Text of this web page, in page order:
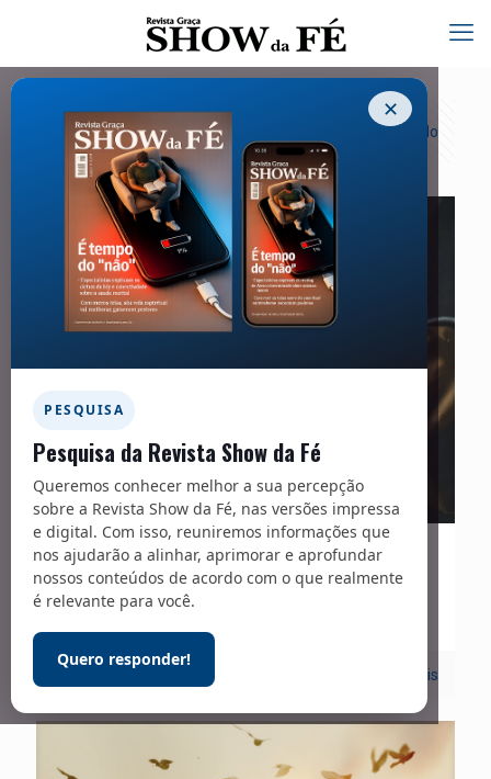
✕
PESQUISA
Pesquisa da Revista Show da Fé
Queremos conhecer melhor a sua percepção
sobre a Revista Show da Fé, nas versões impressa
e digital. Com isso, reuniremos informações que
nos ajudarão a alinhar, aprimorar e aprofundar
nossos conteúdos de acordo com o que realmente
é relevante para você.
Quero responder!
Categorias Tags Exibir tudo
15/07/2025
ESTEJAM PREPARADOS
Leia mais